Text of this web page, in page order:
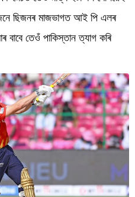
ছিজনৰ মাজভাগত আই পি এলৰ
তেওঁ পাকিস্তান ত্যাগ কৰি